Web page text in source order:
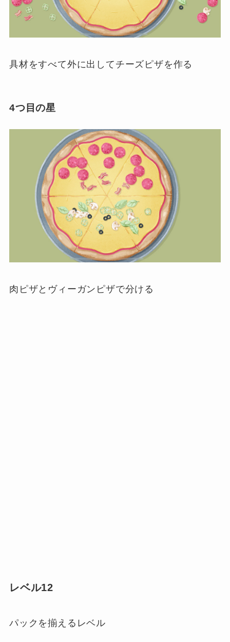
具材をすべて外に出してチーズピザを作る
4つ目の星
肉ピザとヴィーガンピザで分ける
レベル12
パックを揃えるレベル